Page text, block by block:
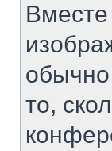
Вместе
обычно
то,